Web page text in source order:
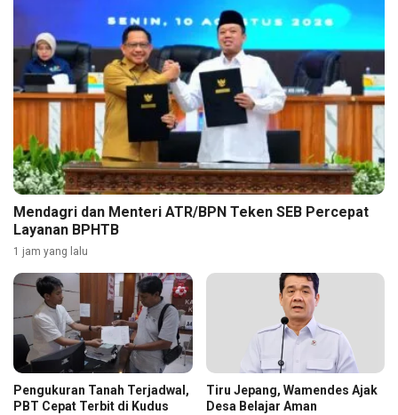
Mendagri dan Menteri ATR/BPN Teken SEB Percepat
Layanan BPHTB
1 jam yang lalu
Pengukuran Tanah Terjadwal,
PBT Cepat Terbit di Kudus
Tiru Jepang, Wamendes Ajak
Desa Belajar Aman